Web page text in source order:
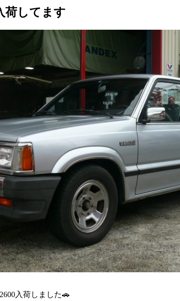
荷してます
入荷しました🚗